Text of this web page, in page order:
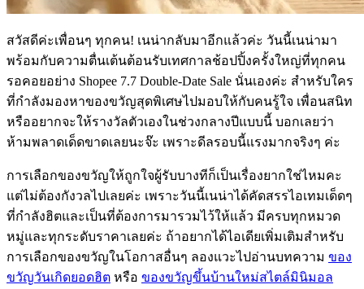
สวัสดีค่ะเพื่อนๆ ทุกคน! เนน่ากลับมาอีกแล้วค่ะ วันนี้เนน่ามา
พร้อมกับความตื่นเต้นต้อนรับเทศกาลช้อปปิ้งครั้งใหญ่ที่ทุกคน
รอคอยอย่าง Shopee 7.7 Double-Date Sale นั่นเองค่ะ สำหรับใคร
ที่กำลังมองหาของขวัญสุดพิเศษไปมอบให้กับคนรู้ใจ เพื่อนสนิท
หรืออยากจะให้รางวัลตัวเองในช่วงกลางปีแบบนี้ บอกเลยว่า
ห้ามพลาดเด็ดขาดเลยนะจ๊ะ เพราะดีลรอบนี้แรงมากจริงๆ ค่ะ
การเลือกของขวัญให้ถูกใจผู้รับบางทีก็เป็นเรื่องยากใช่ไหมคะ
แต่ไม่ต้องกังวลไปเลยค่ะ เพราะวันนี้เนน่าได้คัดสรรไอเทมเด็ดๆ
ที่กำลังฮิตและเป็นที่ต้องการมารวมไว้ให้แล้ว มีครบทุกหมวด
หมู่และทุกระดับราคาเลยค่ะ ถ้าอยากได้ไอเดียเพิ่มเติมสำหรับ
การเลือกของขวัญในโอกาสอื่นๆ ลองแวะไปอ่านบทความ ของ
ขวัญวันเกิดยอดฮิต หรือ ของขวัญขึ้นบ้านใหม่สไตล์มินิมอล